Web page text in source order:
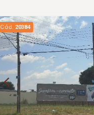
Cód. 20384